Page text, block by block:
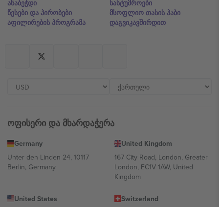
ანაბეჭდი
წესები და პირობები
აფილირების პროგრამა
სასტუმროები
მსოფლიო თასის ჰაბი
დაგვიკავშირდით
ოფისერი და მხარდაჭერა
Germany
Unter den Linden 24, 10117
Berlin, Germany
United Kingdom
167 City Road, London, Greater
London, EC1V 1AW, United
Kingdom
United States
Switzerland